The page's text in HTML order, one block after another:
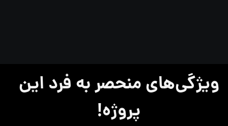
ویژگی‌های منحصر به فرد این
پروژه!